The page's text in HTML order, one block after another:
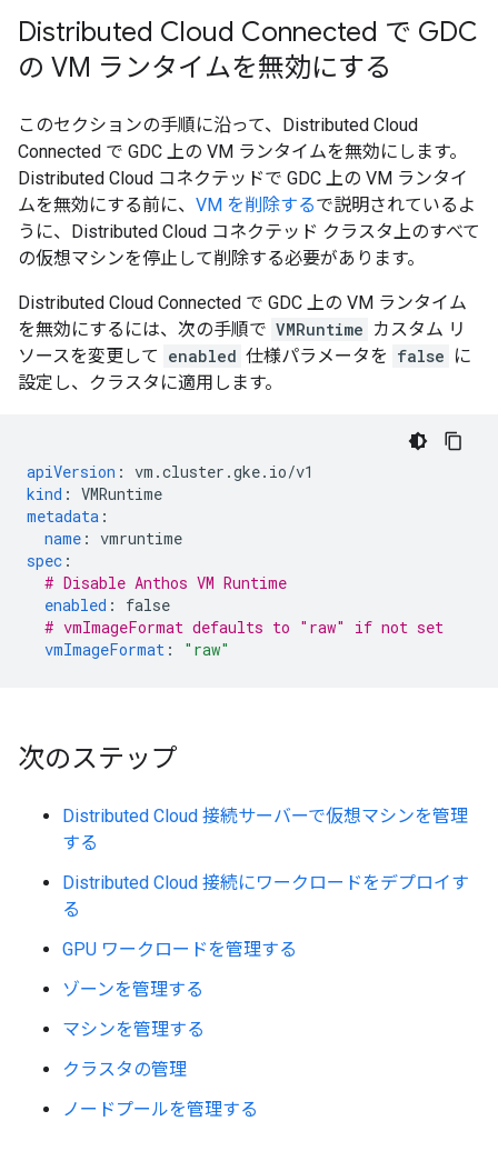
Distributed Cloud Connected で GDC
の VM ランタイムを無効にする
このセクションの手順に沿って、Distributed Cloud
Connected で GDC 上の VM ランタイムを無効にします。
Distributed Cloud コネクテッドで GDC 上の VM ランタイ
ムを無効にする前に、 VM を削除するで説明されているよ
うに、Distributed Cloud コネクテッド クラスタ上のすべて
の仮想マシンを停止して削除する必要があります。
Distributed Cloud Connected で GDC 上の VM ランタイム
を無効にするには、次の手順で VMRuntime カスタム リ
ソースを変更して enabled 仕様パラメータを false に
設定し、クラスタに適用します。
apiVersion : vm.cluster.gke.io/v1
kind : VMRuntime
metadata :
name : vmruntime
spec :
# Disable Anthos VM Runtime
enabled :
false
# vmImageFormat defaults to "raw" if not set
vmImageFormat : "raw"
次のステップ
Distributed Cloud 接続サーバーで仮想マシンを管理
する
Distributed Cloud 接続にワークロードをデプロイす
る
GPU ワークロードを管理する
ゾーンを管理する
マシンを管理する
クラスタの管理
ノードプールを管理する